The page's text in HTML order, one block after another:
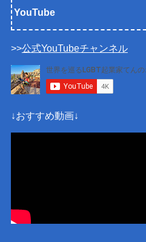
YouTube
>>公式YouTubeチャンネル
↓おすすめ動画↓